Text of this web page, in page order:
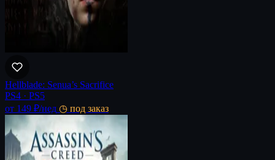
Hellblade: Senua’s Sacrifice
PS4 · PS5
от 149 ₽/нед ◷ под заказ